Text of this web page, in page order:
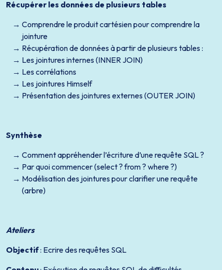
Récupérer les données de plusieurs tables
Comprendre le produit cartésien pour comprendre la
jointure
Récupération de données à partir de plusieurs tables :
Les jointures internes (INNER JOIN)
Les corrélations
Les jointures Himself
Présentation des jointures externes (OUTER JOIN)
Synthèse
Comment appréhender l’écriture d’une requête SQL ?
Par quoi commencer (select ? from ? where ?)
Modélisation des jointures pour clarifier une requête
(arbre)
Ateliers
Objectif: Ecrire des requêtes SQL